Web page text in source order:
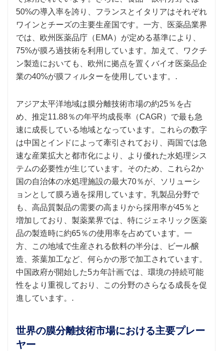
50%の導入率を誇り、フランスとイタリアはそれぞれ
ワインとチーズの主要生産国です。一方、医薬品業界
では、欧州医薬品庁（EMA）が定める基準により、
75%が膜ろ過技術を利用しています。加えて、ワクチ
ン製造においても、欧州に拠点を置くバイオ医薬品企
業の40%が膜フィルターを使用しています。.
アジア太平洋地域は膜分離技術市場の約25％を占
め、推定11.88％の年平均成長率（CAGR）で最も急
速に成長している地域となっています。これらの数字
は中国とインドによって牽引されており、両国では急
速な産業拡大と都市化により、より優れた水処理シス
テムの必要性が生じています。そのため、これら2か
国の自治体の水処理施設の最大70％が、ソリューシ
ョンとして膜ろ過を採用しています。乳製品分野で
も、高品質製品の需要の高まりから採用率が45％と
増加しており、製薬業界では、特にジェネリック医薬
品の製造時に約65％の使用率を占めています。一
方、この地域で生産される飲料の半分は、ビール醸
造、茶葉加工など、何らかの形で加工されています。
中国政府が開始した5カ年計画では、環境の持続可能
性をより重視しており、この分野のさらなる成長を促
進しています。.
世界の膜分離技術市場における主要プレー
ヤー